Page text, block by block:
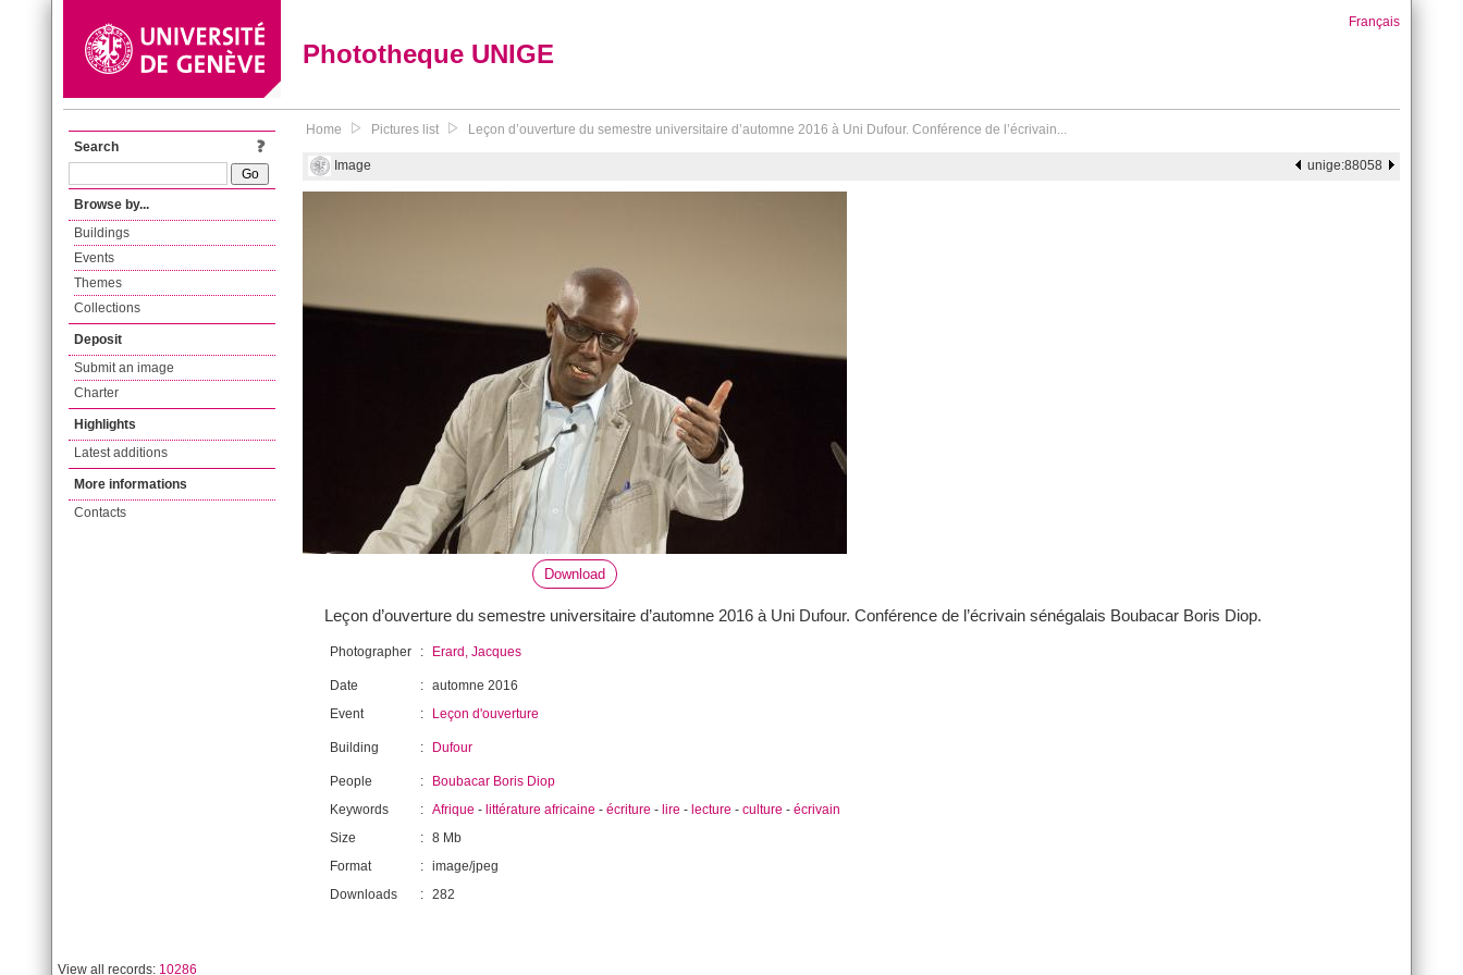
Phototheque UNIGE
Français
Search
Browse by...
Buildings
Events
Themes
Collections
Deposit
Submit an image
Charter
Highlights
Latest additions
More informations
Contacts
Home Pictures list Leçon d’ouverture du semestre universitaire d’automne 2016 à Uni Dufour. Conférence de l’écrivain...
Image unige:88058
Download
Leçon d’ouverture du semestre universitaire d’automne 2016 à Uni Dufour. Conférence de l’écrivain sénégalais Boubacar Boris Diop.
Photographer : Erard, Jacques
Date : automne 2016
Event
: Leçon d'ouverture
Building : Dufour
People :
Boubacar Boris Diop
Keywords
: Afrique - littérature africaine - écriture - lire - lecture - culture - écrivain
Size
: 8 Mb
Format
: image/jpeg
Downloads
: 282
View all records: 10286